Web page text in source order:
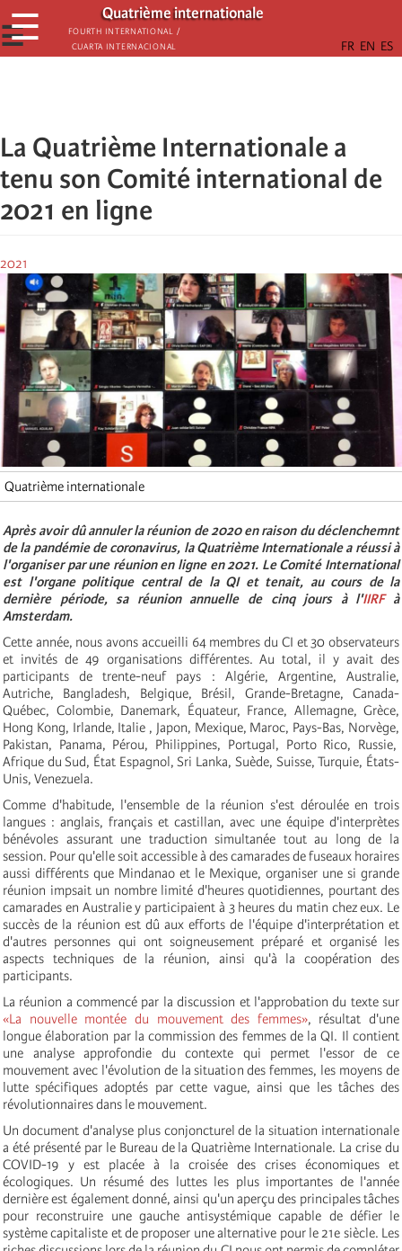
Passar
para
o
Quatrième internationale
Fourth International /
Cuarta Internacional
☰
☰
La Quatrième Internationale a
tenu son Comité international de
2021 en ligne
2021
Quatrième internationale
Après avoir dû annuler la réunion de 2020 en raison du déclenchemnt
de la pandémie de coronavirus, la Quatrième Internationale a réussi à
l'organiser par une réunion en ligne en 2021. Le Comité International
est l'organe politique central de la QI et tenait, au cours de la
dernière période, sa réunion annuelle de cinq jours à l'IIRFà
Amsterdam.
Cette année, nous avons accueilli 64 membres du CI et 30 observateurs
et invités de 49 organisations différentes. Au total, il y avait des
participants de trente-neuf pays : Algérie, Argentine, Australie,
Autriche, Bangladesh, Belgique, Brésil, Grande-Bretagne, Canada-
Québec, Colombie, Danemark, Équateur, France, Allemagne, Grèce,
Hong Kong, Irlande, Italie , Japon, Mexique, Maroc, Pays-Bas, Norvège,
Pakistan, Panama, Pérou, Philippines, Portugal, Porto Rico, Russie,
Afrique du Sud, État Espagnol, Sri Lanka, Suède, Suisse, Turquie, États-
Unis, Venezuela.
Comme d'habitude, l'ensemble de la réunion s'est déroulée en trois
langues : anglais, français et castillan, avec une équipe d'interprètes
bénévoles assurant une traduction simultanée tout au long de la
session. Pour qu'elle soit accessible à des camarades de fuseaux horaires
aussi différents que Mindanao et le Mexique, organiser une si grande
réunion impsait un nombre limité d'heures quotidiennes, pourtant des
camarades en Australie y participaient à 3 heures du matin chez eux. Le
succès de la réunion est dû aux efforts de l'équipe d'interprétation et
d'autres personnes qui ont soigneusement préparé et organisé les
aspects techniques de la réunion, ainsi qu'à la coopération des
participants.
La réunion a commencé par la discussion et l'approbation du texte sur
«La nouvelle montée du mouvement des femmes», résultat d'une
longue élaboration par la commission des femmes de la QI. Il contient
une analyse approfondie du contexte qui permet l'essor de ce
mouvement avec l'évolution de la situation des femmes, les moyens de
lutte spécifiques adoptés par cette vague, ainsi que les tâches des
révolutionnaires dans le mouvement.
Un document d'analyse plus conjoncturel de la situation internationale
a été présenté par le Bureau de la Quatrième Internationale. La crise du
COVID-19 y est placée à la croisée des crises économiques et
écologiques. Un résumé des luttes les plus importantes de l'année
dernière est également donné, ainsi qu'un aperçu des principales tâches
pour reconstruire une gauche antisystémique capable de défier le
système capitaliste et de proposer une alternative pour le 21e siècle. Les